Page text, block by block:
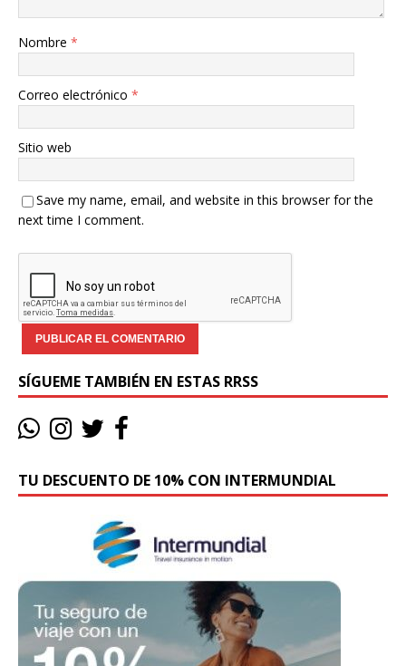
Nombre *
Correo electrónico *
Sitio web
Save my name, email, and website in this browser for the
next time I comment.
SÍGUEME TAMBIÉN EN ESTAS RRSS
TU DESCUENTO DE 10% CON INTERMUNDIAL